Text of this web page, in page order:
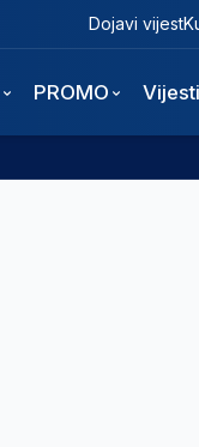
Dojavi vijest
PROMO Vijesti